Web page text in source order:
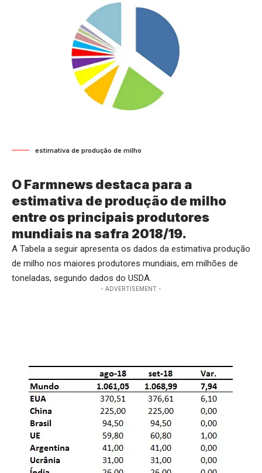
estimativa de produção de milho
O Farmnews destaca para a
estimativa de produção de milho
entre os principais produtores
mundiais na safra 2018/19.
A Tabela a seguir apresenta os dados da estimativa produção
de milho nos maiores produtores mundiais, em milhões de
toneladas, segundo dados do USDA.
- ADVERTISEMENT -